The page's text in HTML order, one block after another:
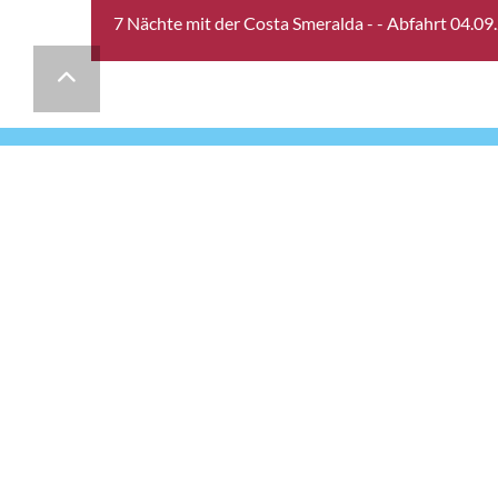
7 Nächte mit der Costa Smeralda - - Abfahrt